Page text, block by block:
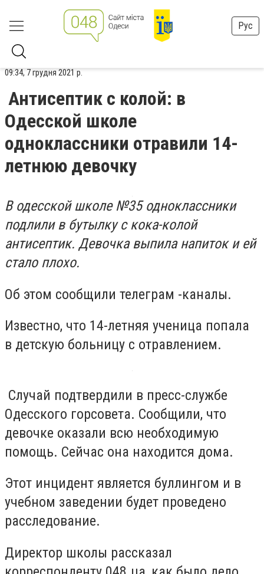
Рус
09:34, 7 грудня 2021 р.
Антисептик с колой: в
Одесской школе
одноклассники отравили 14-
летнюю девочку
В одесской школе №35 одноклассники
подлили в бутылку с кока-колой
антисептик. Девочка выпила напиток и ей
стало плохо.
Об этом сообщили телеграм -каналы.
Известно, что 14-летняя ученица попала
в детскую больницу с отравлением.
Случай подтвердили в пресс-службе
Одесского горсовета. Сообщили, что
девочке оказали всю необходимую
помощь. Сейчас она находится дома.
Этот инцидент является буллингом и в
учебном заведении будет проведено
расследование.
Директор школы рассказал